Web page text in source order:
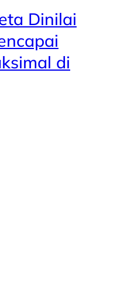
Dinilai
di